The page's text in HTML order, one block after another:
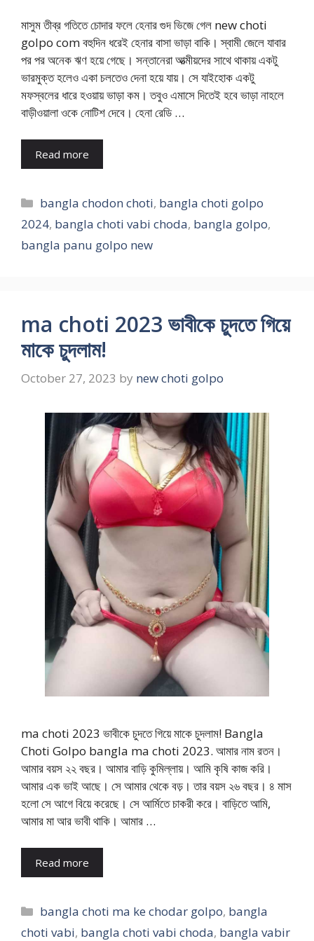
মাসুম তীব্র গতিতে চোদার ফলে হেনার গুদ ভিজে গেল new choti
golpo com বহুদিন ধরেই হেনার বাসা ভাড়া বাকি। স্বামী জেলে যাবার
পর পর অনেক ঋণ হয়ে গেছে। সন্তানেরা আত্মীয়দের সাথে থাকায় একটু
ভারমুক্ত হলেও একা চলতেও দেনা হয়ে যায়। সে যাইহোক একটু
মফস্বলের ধারে হওয়ায় ভাড়া কম। তবুও এমাসে দিতেই হবে ভাড়া নাহলে
বাড়ীওয়ালা ওকে নোটিশ দেবে। হেনা রেডি …
Read more
Categories
bangla chodon choti, bangla choti golpo
2024, bangla choti vabi choda, bangla golpo,
bangla panu golpo new
ma choti 2023 ভাবীকে চুদতে গিয়ে
মাকে চুদলাম!
October 27, 2023 by new choti golpo
ma choti 2023 ভাবীকে চুদতে গিয়ে মাকে চুদলাম! Bangla
Choti Golpo bangla ma choti 2023. আমার নাম রতন।
আমার বয়স ২২ বছর। আমার বাড়ি কুমিল্লায়। আমি কৃষি কাজ করি।
আমার এক ভাই আছে। সে আমার থেকে বড়। তার বয়স ২৬ বছর। ৪ মাস
হলো সে আগে বিয়ে করেছে। সে আর্মিতে চাকরী করে। বাড়িতে আমি,
আমার মা আর ভাবী থাকি। আমার …
Read more
Categories
bangla choti ma ke chodar golpo, bangla
choti vabi, bangla choti vabi choda, bangla vabir